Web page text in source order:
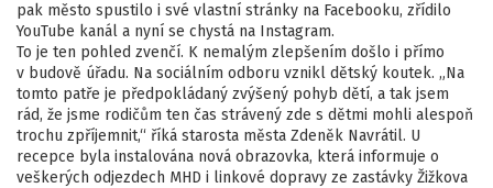
pak město spustilo i své vlastní stránky na Facebooku, zřídilo
YouTube kanál a nyní se chystá na Instagram.
To je ten pohled zvenčí. K nemalým zlepšením došlo i přímo
v budově úřadu. Na sociálním odboru vznikl dětský koutek. „Na
tomto patře je předpokládaný zvýšený pohyb dětí, a tak jsem
rád, že jsme rodičům ten čas strávený zde s dětmi mohli alespoň
trochu zpříjemnit,“ říká starosta města Zdeněk Navrátil. U
recepce byla instalována nová obrazovka, která informuje o
veškerých odjezdech MHD i linkové dopravy ze zastávky Žižkova